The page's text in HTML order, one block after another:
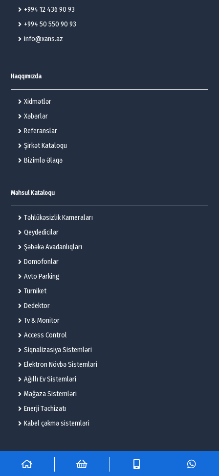
+994 12 436 90 93
+994 50 550 90 93
info@xans.az
Haqqımızda
Xidmətlər
Xəbərlər
Referanslar
Şirkət Kataloqu
Bizimlə Əlaqə
Məhsul Kataloqu
Təhlükəsizlik Kameraları
Qeydedicilər
Şəbəkə Avadanlıqları
Domofonlar
Avto Parking
Turniket
Dedektor
Tv & Monitor
Access Control
Siqnalizasiya Sistemləri
Elektron Növbə Sistemləri
Ağıllı Ev Sistemləri
Mağaza Sistemləri
Enerji Təchizatı
Kabel çəkmə sistemləri
© 2025 – Flame Technologies